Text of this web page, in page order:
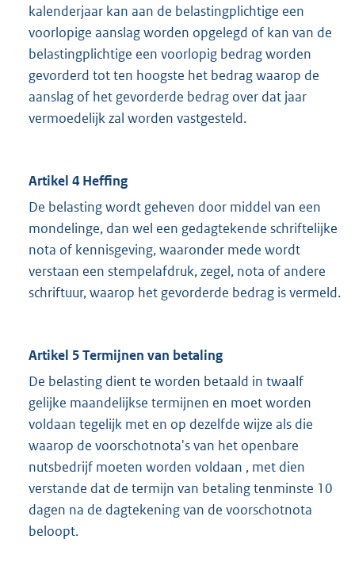
kalenderjaar kan aan de belastingplichtige een
voorlopige aanslag worden opgelegd of kan van de
belastingplichtige een voorlopig bedrag worden
gevorderd tot ten hoogste het bedrag waarop de
aanslag of het gevorderde bedrag over dat jaar
vermoedelijk zal worden vastgesteld.
Artikel 4 Heffing
De belasting wordt geheven door middel van een
mondelinge, dan wel een gedagtekende schriftelijke
nota of kennisgeving, waaronder mede wordt
verstaan een stempelafdruk, zegel, nota of andere
schriftuur, waarop het gevorderde bedrag is vermeld.
Artikel 5 Termijnen van betaling
De belasting dient te worden betaald in twaalf
gelijke maandelijkse termijnen en moet worden
voldaan tegelijk met en op dezelfde wijze als die
waarop de voorschotnota's van het openbare
nutsbedrijf moeten worden voldaan , met dien
verstande dat de termijn van betaling tenminste 10
dagen na de dagtekening van de voorschotnota
beloopt.